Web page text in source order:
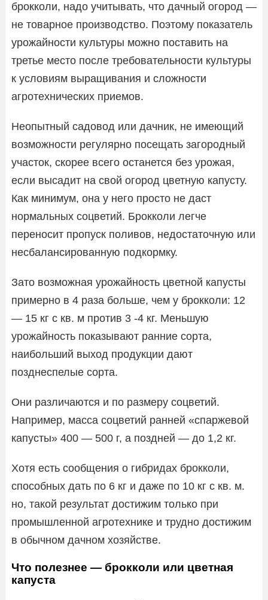
брокколи, надо учитывать, что дачный огород —
не товарное производство. Поэтому показатель
урожайности культуры можно поставить на
третье место после требовательности культуры
к условиям выращивания и сложности
агротехнических приемов.
Неопытный садовод или дачник, не имеющий
возможности регулярно посещать загородный
участок, скорее всего останется без урожая,
если высадит на свой огород цветную капусту.
Как минимум, она у него просто не даст
нормальных соцветий. Брокколи легче
переносит пропуск поливов, недостаточную или
несбалансированную подкормку.
Зато возможная урожайность цветной капусты
примерно в 4 раза больше, чем у брокколи: 12
— 15 кг с кв. м против 3 -4 кг. Меньшую
урожайность показывают ранние сорта,
наибольший выход продукции дают
позднеспелые сорта.
Они различаются и по размеру соцветий.
Например, масса соцветий ранней «спаржевой
капусты» 400 — 500 г, а поздней — до 1,2 кг.
Хотя есть сообщения о гибридах брокколи,
способных дать по 6 кг и даже по 10 кг с кв. м.
но, такой результат достижим только при
промышленной агротехнике и трудно достижим
в обычном дачном хозяйстве.
Что полезнее — брокколи или цветная
капуста